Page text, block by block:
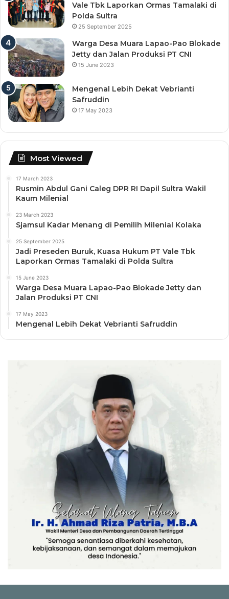
Vale Tbk Laporkan Ormas Tamalaki di
Polda Sultra
25 September 2025
Warga Desa Muara Lapao-Pao Blokade
Jetty dan Jalan Produksi PT CNI
15 June 2023
Mengenal Lebih Dekat Vebrianti
Safruddin
17 May 2023
Most Viewed
17 March 2023
Rusmin Abdul Gani Caleg DPR RI Dapil Sultra Wakil
Kaum Milenial
23 March 2023
Sjamsul Kadar Menang di Pemilih Milenial Kolaka
25 September 2025
Jadi Preseden Buruk, Kuasa Hukum PT Vale Tbk
Laporkan Ormas Tamalaki di Polda Sultra
15 June 2023
Warga Desa Muara Lapao-Pao Blokade Jetty dan
Jalan Produksi PT CNI
17 May 2023
Mengenal Lebih Dekat Vebrianti Safruddin